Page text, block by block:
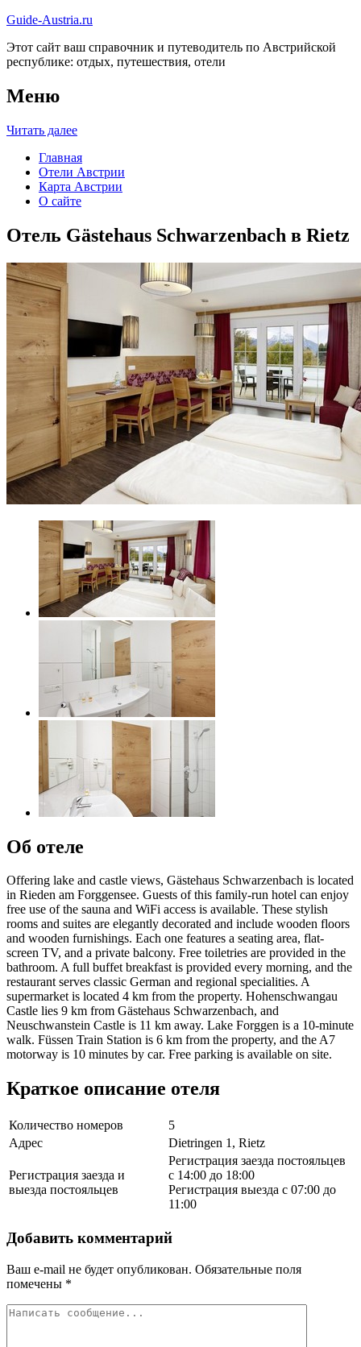
Guide-Austria.ru
Этот сайт ваш справочник и путеводитель по Австрийской
республике: отдых, путешествия, отели
Меню
Читать далее
Главная
Отели Австрии
Карта Австрии
О сайте
Отель Gästehaus Schwarzenbach в Rietz
Об отеле
Offering lake and castle views, Gästehaus Schwarzenbach is located
in Rieden am Forggensee. Guests of this family-run hotel can enjoy
free use of the sauna and WiFi access is available. These stylish
rooms and suites are elegantly decorated and include wooden floors
and wooden furnishings. Each one features a seating area, flat-
screen TV, and a private balcony. Free toiletries are provided in the
bathroom. A full buffet breakfast is provided every morning, and the
restaurant serves classic German and regional specialities. A
supermarket is located 4 km from the property. Hohenschwangau
Castle lies 9 km from Gästehaus Schwarzenbach, and
Neuschwanstein Castle is 11 km away. Lake Forggen is a 10-minute
walk. Füssen Train Station is 6 km from the property, and the A7
motorway is 10 minutes by car. Free parking is available on site.
Краткое описание отеля
Количество номеров
5
Адрес
Dietringen 1, Rietz
Регистрация заезда и
выезда постояльцев
Регистрация заезда постояльцев
с 14:00 до 18:00
Регистрация выезда с 07:00 до
11:00
Добавить комментарий
Ваш e-mail не будет опубликован. Обязательные поля
помечены *